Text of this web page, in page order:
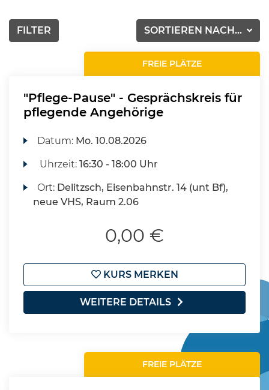
SORTIEREN NACH...
FILTER
FREIE PLÄTZE
"Pflege-Pause" - Gesprächskreis für
pflegende Angehörige
Datum: Mo. 10.08.2026
Uhrzeit:16:30 - 18:00 Uhr
Ort: Delitzsch, Eisenbahnstr. 14 (unt Bf),
neue VHS, Raum 2.06
0,00 €
KURS MERKEN
WEITERE DETAILS
FREIE PLÄTZE